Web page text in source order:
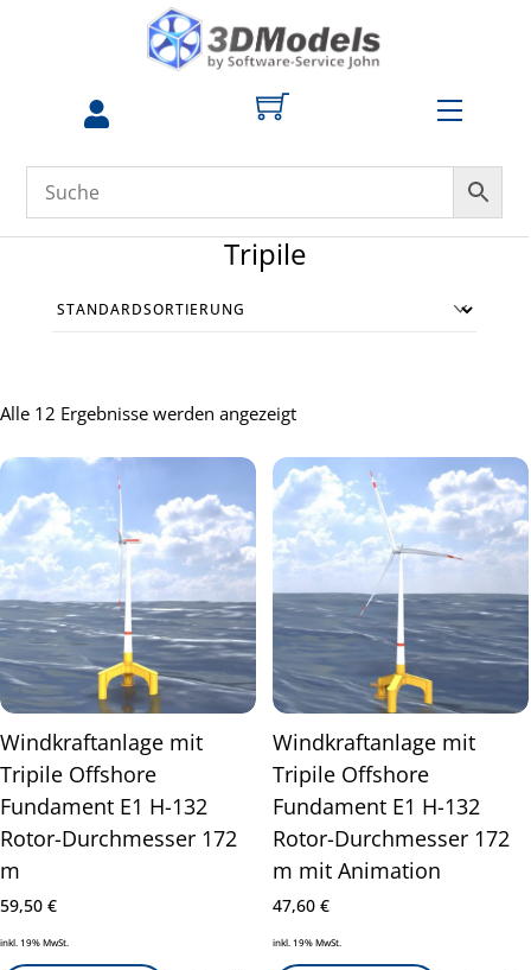
zum
Menu
Tripile
Alle 12 Ergebnisse werden angezeigt
Windkraftanlage mit
Tripile Offshore
Fundament E1 H-132
Rotor-Durchmesser 172
m
59,50 €
inkl. 19% MwSt.
Windkraftanlage mit
Tripile Offshore
Fundament E1 H-132
Rotor-Durchmesser 172
m mit Animation
47,60€
inkl. 19% MwSt.